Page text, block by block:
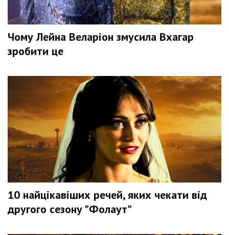
Чому Лейна Веларіон змусила Вхагар
зробити це
10 найцікавіших речей, яких чекати від
другого сезону "Фолаут"